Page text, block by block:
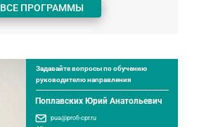
ВСЕ ПРОГРАММЫ
Задавайте вопросы по обучению
руководителю направления
Поплавских Юрий Анатольевич
pua@profi-cpr.ru